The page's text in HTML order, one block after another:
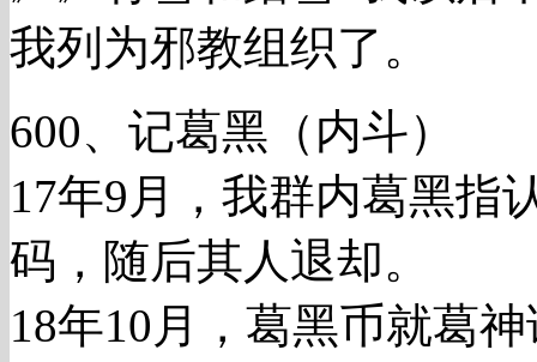
我列为邪教组织了。
600、记葛黑（内斗）
17年9月，我群内葛黑指
码，随后其人退却。
18年10月，葛黑币就葛